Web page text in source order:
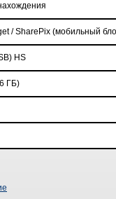
/SharePix (мобильный
HS
ГБ)